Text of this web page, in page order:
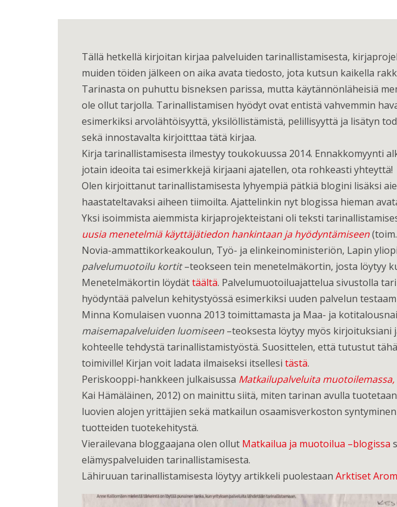
Tällä hetkellä kirjoitan kirjaa palveluiden tarinallistamisesta,
muiden töiden jälkeen on aika avata tiedosto, jota kutsun kaikella
Tarinasta on puhuttu bisneksen parissa, mutta käytännönläheisiä
ole ollut tarjolla. Tarinallistamisen hyödyt ovat entistä vahvemmin
esimerkiksi arvolähtöisyyttä, yksilöllistämistä, pelillisyyttä ja lisätyn
sekä innostavalta kirjoitttaa tätä kirjaa.
Kirja tarinallistamisesta ilmestyy toukokuussa 2014. Ennakkomyynti
jotain ideoita tai esimerkkejä kirjaani ajatellen, ota rohkeasti yhteyttä!
Olen kirjoittanut tarinallistamisesta lyhyempiä pätkiä blogini lisäksi
haastateltavaksi aiheen tiimoilta. Ajattelinkin nyt blogissa hieman
Yksi isoimmista aiemmista kirjaprojekteistani oli teksti
uusia menetelmiä käyttäjätiedon hankintaan ja hyödyntämiseen
Novia-ammattikorkeakoulun, Työ- ja elinkeinoministeriön, Lapin
palvelumuotoilu kortit–teokseen tein menetelmäkortin, josta löytyy
Menetelmäkortin löydättäältä. Palvelumuotoiluajattelua sivustolla
hyödyntää palvelun kehitystyössä esimerkiksi uuden palvelun
Minna Komulaisen vuonna 2013 toimittamasta ja Maa- ja
maisemapalveluiden luomiseen –teoksesta löytyy myös kirjoituksiani
kohteelle tehdystä tarinallistamistyöstä. Suosittelen, että tutustut
toimiville! Kirjan voit ladata ilmaiseksi itsellesi tästä.
Periskooppi-hankkeen julkaisussa Matkailupalveluita
Kai Hämäläinen, 2012) on mainittu siitä, miten tarinan avulla
luovien alojen yrittäjien sekä matkailun osaamisverkoston
tuotteiden tuotekehitystä.
Vierailevana bloggaajana olen ollut Matkailua ja muotoilua –blogissa
elämyspalveluiden tarinallistamisesta.
Lähiruuan tarinallistamisesta löytyy artikkeli puolestaan Arktiset